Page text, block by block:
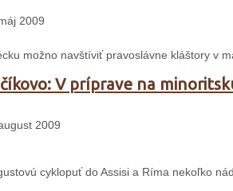
2009
možno navštíviť pravoslávne kláštory v
V príprave na
2009
cyklopuť do Assisi a Ríma nekoľko